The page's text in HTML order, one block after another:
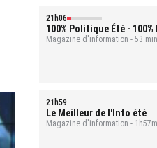
21h06
100% Politique Été -
Magazine d'information - 53
21h59
Le Meilleur de l'Info été
Magazine d'information -